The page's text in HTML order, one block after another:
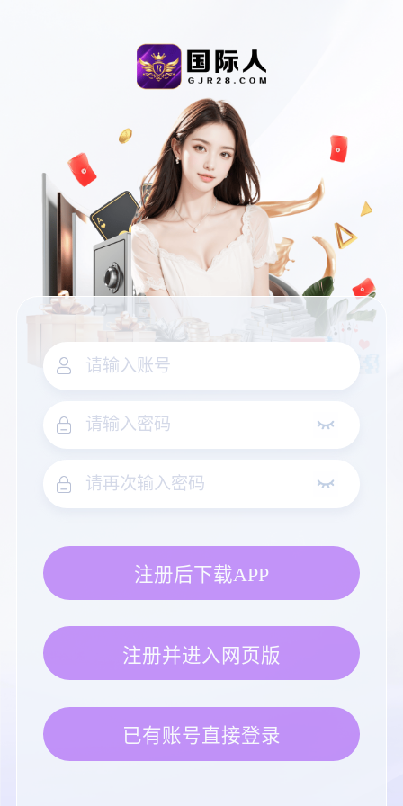
注册后下载APP
注册并进入网页版
已有账号直接登录